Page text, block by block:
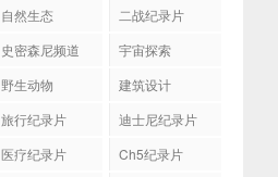
自然生态
二战纪录片
史密森尼频道
宇宙探索
野生动物
建筑设计
旅行纪录片
迪士尼纪录片
医疗纪录片
Ch5纪录片